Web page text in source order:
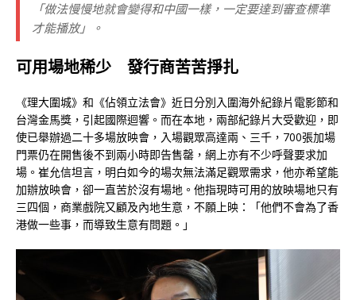
「做法慢慢地就會變得和中國一樣，一定要達到審查標準
才能播放」。
可用場地稀少 發行商苦苦掙扎
《理大圍城》和《佔領立法會》近日分別入圍海外紀錄片電影節和
台灣金馬獎，引起國際迴響。而在本地，兩部紀錄片大受歡迎，即
使已舉辦過二十多場放映會，入場觀眾高達兩、三千，700張加場
門票仍在開售後不到兩小時即告售罄，網上亦有不少呼聲要求加
場。崔允信坦言，明白如今的場次無法滿足觀眾需求，他亦希望能
加辦放映會，卻一直苦於沒有場地。他指現時可用的放映場地只有
三四個，商業戲院又顧及內地生意，不願上映：「他們不會為了香
港做一些事，而導致生意有問題。」